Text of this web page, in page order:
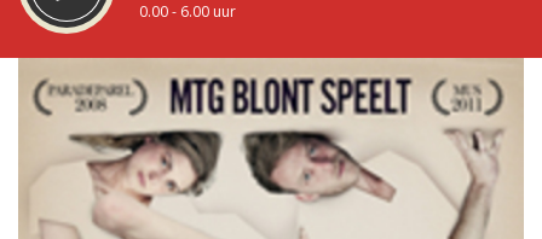
0.00 - 6.00 uur
De ochtend van Sleutelstad
6.00 - 12.00 uur
Vorig uur
uur 1 van 0 Volgend uur
Inklappen